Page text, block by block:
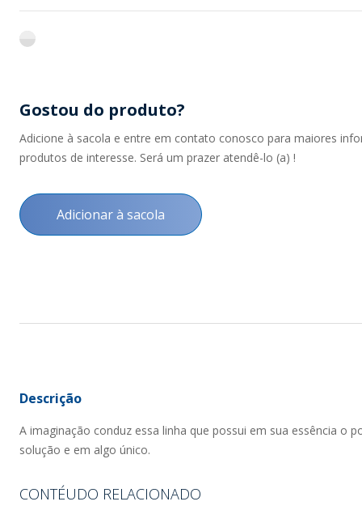
flint
Gostou do produto?
Adicione à sacola e entre em contato conosco para maiores
produtos de interesse. Será um prazer atendê-lo (a) !
Adicionar à sacola
Descrição
A imaginação conduz essa linha que possui em sua essência o
solução e em algo único.
CONTÉUDO RELACIONADO